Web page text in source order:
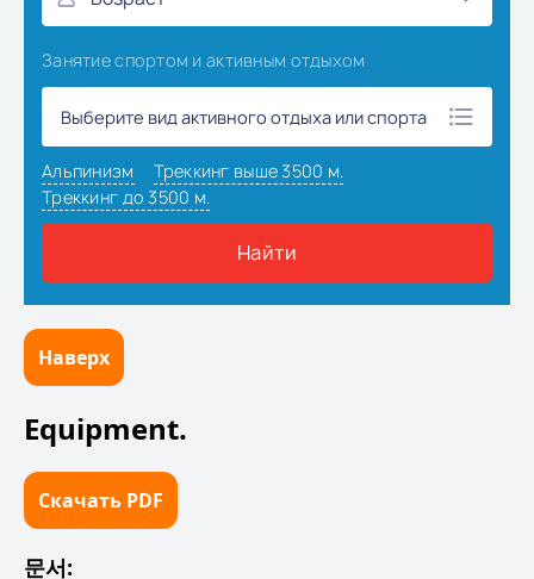
Наверх
Equipment.
Скачать PDF
문서: